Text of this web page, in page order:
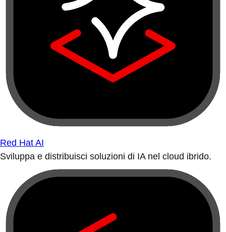
Red Hat AI
Sviluppa e distribuisci soluzioni di IA nel cloud ibrido.